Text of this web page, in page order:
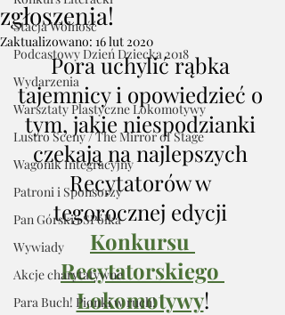
Stacja Wolność
Podcastowy Dzień Dziecka 2018
Wydarzenia
Warsztaty Plastyczne Lokomotywy
Lustro Sceny / The Mirror of Stage
Wagonik Integracyjny
Patroni i Sponsorzy
Pan Górski i SPółka
Wywiady
Akcje charytatywne
Para Buch! Pionki w ruch!
zgłoszenia!
Zaktualizowano: 16 lut 2020
Pora uchylić rąbka
tajemnicy i opowiedzieć o
tym, jakie niespodzianki
czekają na najlepszych
Recytatorów w
tegorocznej edycji
Konkursu
Recytatorskiego
Lokomotywy!